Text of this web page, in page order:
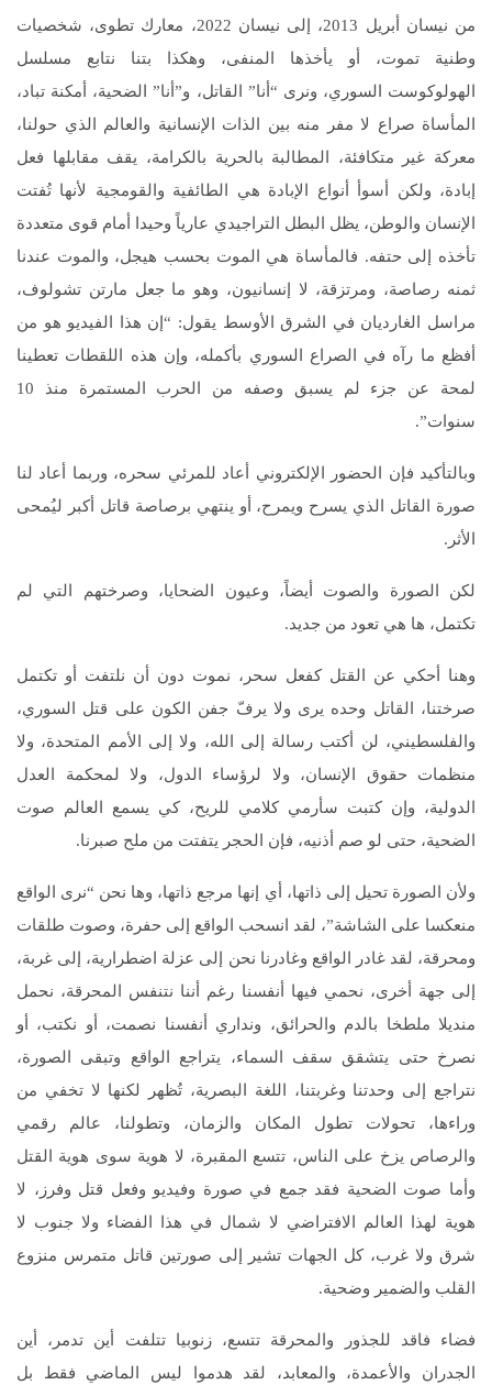
من نيسان أبريل 2013، إلى نيسان 2022، معارك تطوى، شخصيات
وطنية تموت، أو يأخذها المنفى، وهكذا بتنا نتابع مسلسل
الهولوكوست السوري، ونرى “أنا” القاتل، و”أنا” الضحية، أمكنة تباد،
المأساة صراع لا مفر منه بين الذات الإنسانية والعالم الذي حولنا،
معركة غير متكافئة، المطالبة بالحرية بالكرامة، يقف مقابلها فعل
إبادة، ولكن أسوأ أنواع الإبادة هي الطائفية والقومجية لأنها تُفتت
الإنسان والوطن، يظل البطل التراجيدي عارياً وحيدا أمام قوى متعددة
تأخذه إلى حتفه. فالمأساة هي الموت بحسب هيجل، والموت عندنا
ثمنه رصاصة، ومرتزقة، لا إنسانيون، وهو ما جعل مارتن تشولوف،
مراسل الغارديان في الشرق الأوسط يقول: “إن هذا الفيديو هو من
أفظع ما رآه في الصراع السوري بأكمله، وإن هذه اللقطات تعطينا
لمحة عن جزء لم يسبق وصفه من الحرب المستمرة منذ 10
سنوات”.
وبالتأكيد فإن الحضور الإلكتروني أعاد للمرئي سحره، وربما أعاد لنا
صورة القاتل الذي يسرح ويمرح، أو ينتهي برصاصة قاتل أكبر ليُمحى
الأثر.
لكن الصورة والصوت أيضاً، وعيون الضحايا، وصرختهم التي لم
تكتمل، ها هي تعود من جديد.
وهنا أحكي عن القتل كفعل سحر، نموت دون أن نلتفت أو تكتمل
صرختنا، القاتل وحده يرى ولا يرفّ جفن الكون على قتل السوري،
والفلسطيني، لن أكتب رسالة إلى الله، ولا إلى الأمم المتحدة، ولا
منظمات حقوق الإنسان، ولا لرؤساء الدول، ولا لمحكمة العدل
الدولية، وإن كتبت سأرمي كلامي للريح، كي يسمع العالم صوت
الضحية، حتى لو صم أذنيه، فإن الحجر يتفتت من ملح صبرنا.
ولأن الصورة تحيل إلى ذاتها، أي إنها مرجع ذاتها، وها نحن “نرى الواقع
منعكسا على الشاشة”، لقد انسحب الواقع إلى حفرة، وصوت طلقات
ومحرقة، لقد غادر الواقع وغادرنا نحن إلى عزلة اضطرارية، إلى غربة،
إلى جهة أخرى، نحمي فيها أنفسنا رغم أننا نتنفس المحرقة، نحمل
منديلا ملطخا بالدم والحرائق، ونداري أنفسنا نصمت، أو نكتب، أو
نصرخ حتى يتشقق سقف السماء، يتراجع الواقع وتبقى الصورة،
نتراجع إلى وحدتنا وغربتنا، اللغة البصرية، تُظهر لكنها لا تخفي من
وراءها، تحولات تطول المكان والزمان، وتطولنا، عالم رقمي
والرصاص يزخ على الناس، تتسع المقبرة، لا هوية سوى هوية القتل
وأما صوت الضحية فقد جمع في صورة وفيديو وفعل قتل وفرز، لا
هوية لهذا العالم الافتراضي لا شمال في هذا الفضاء ولا جنوب لا
شرق ولا غرب، كل الجهات تشير إلى صورتين قاتل متمرس منزوع
القلب والضمير وضحية.
فضاء فاقد للجذور والمحرقة تتسع، زنوبيا تتلفت أين تدمر، أين
الجدران والأعمدة، والمعابد، لقد هدموا ليس الماضي فقط بل